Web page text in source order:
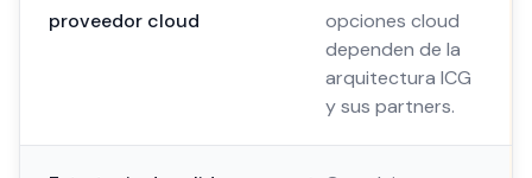
proveedor cloud
opciones cloud
dependen de la
arquitectura ICG
y sus partners.